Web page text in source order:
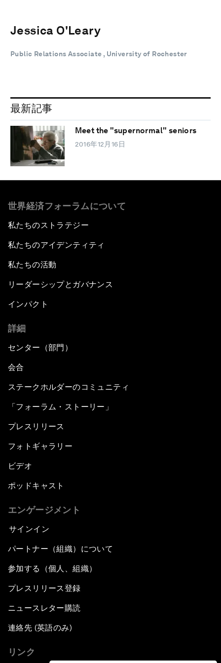
Jessica O'Leary
Public Relations Associate , University of Rochester
最新記事
Meet the "supernormal" seniors
2016年12月16日
世界経済フォーラムについて
私たちのストラテジー
私たちのアイデンティティ
私たちの活動
リーダーシップとガバナンス
インパクト
詳細
センター（部門）
会合
ステークホルダーのコミュニティ
「フォーラム・ストーリー」
プレスリリース
フォトギャラリー
ビデオ
ポッドキャスト
エンゲージメント
サインイン
パートナー（組織）について
参加する（個人、組織）
プレスリリース登録
ニュースレター購読
連絡先 (英語のみ)
リンク